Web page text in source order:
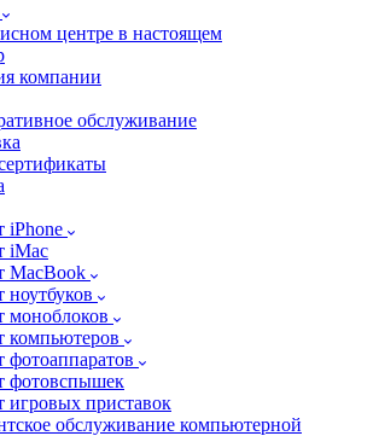
центре в настоящем
компании
обслуживание
iPhone
iMac
MacBook
ноутбуков
моноблоков
компьютеров
фотоаппаратов
фотовспышек
игровых приставок
обслуживание компьютерной